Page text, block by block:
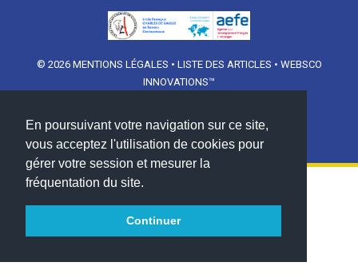
En poursuivant votre navigation sur ce site,
vous acceptez l'utilisation de cookies pour
gérer votre session et mesurer la
fréquentation du site.
Continuer
© 2026 MENTIONS LÉGALES • LISTE DES ARTICLES • WEBSCO
INNOVATIONS™